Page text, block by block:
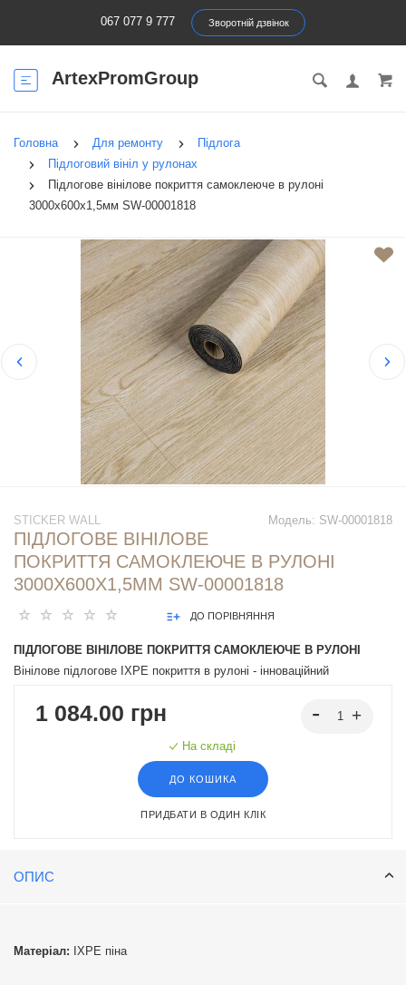
067 077 9 777 Зворотній дзвінок
ArtexPromGroup
Головна Для ремонту
Підлога
Підлоговий вініл у рулонах
Підлогове вінілове покриття самоклеюче в рулоні
3000х600х1,5мм SW-00001818
Модель: SW-00001818
STICKER WALL
ПІДЛОГОВЕ ВІНІЛОВЕ
ПОКРИТТЯ САМОКЛЕЮЧЕ В РУЛОНІ
3000Х600Х1,5ММ SW-00001818
ДО ПОРІВНЯННЯ
ПІДЛОГОВЕ ВІНІЛОВЕ ПОКРИТТЯ САМОКЛЕЮЧЕ В РУЛОНІ
Вінілове підлогове IXPE покриття в рулоні - інноваційний
основі піни з вулканізованого поліетилену. Маючи унікальну
Легко монтується, має різні дизайни, що імітують паркет та
ламінатну дошку із натуральних матеріалів, підходить під різні
1 084.00 грн
На складі
ДО КОШИКА
ПРИДБАТИ В ОДИН КЛІК
ОПИС
Матеріал: IXPE піна